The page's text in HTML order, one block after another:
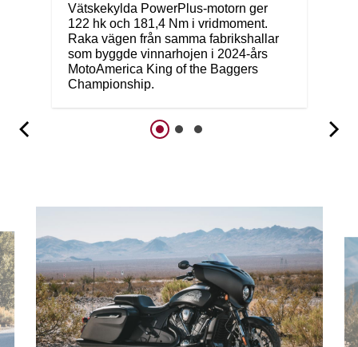
Vätskekylda PowerPlus-motorn ger
122 hk och 181,4 Nm i vridmoment.
Raka vägen från samma fabrikshallar
som byggde vinnarhojen i 2024-års
MotoAmerica King of the Baggers
Championship.